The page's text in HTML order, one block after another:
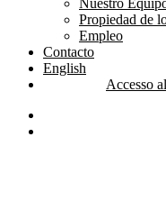
Nuestro
Propiedad de
Empleo
Contacto
English
Accesso